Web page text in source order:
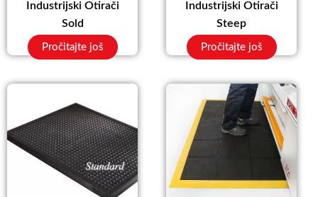
Industrijski Otirači
Sold
Pročitajte još
Industrijski Otirači
Steep
Pročitajte još